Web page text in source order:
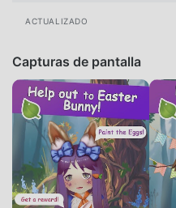
ACTUALIZADO
Capturas de pantalla